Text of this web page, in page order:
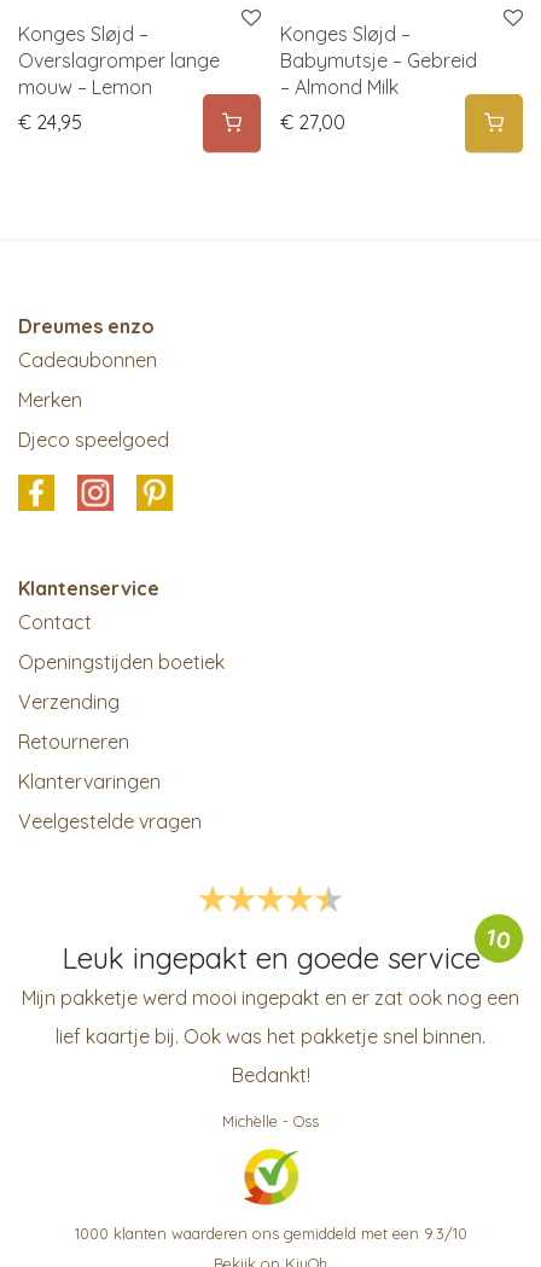
Konges Sløjd –
Overslagromper lange
mouw – Lemon
€ 24,95
Konges Sløjd –
Babymutsje – Gebreid
– Almond Milk
€ 27,00
Dreumes enzo
Cadeaubonnen
Merken
Djeco speelgoed
Klantenservice
Contact
Openingstijden boetiek
Verzending
Retourneren
Klantervaringen
Veelgestelde vragen
10
Leuk ingepakt en goede service
Mijn pakketje werd mooi ingepakt en er zat ook nog een
lief kaartje bij. Ook was het pakketje snel binnen.
Bedankt!
Michèlle - Oss
1000 klanten waarderen ons gemiddeld met een 9.3/10